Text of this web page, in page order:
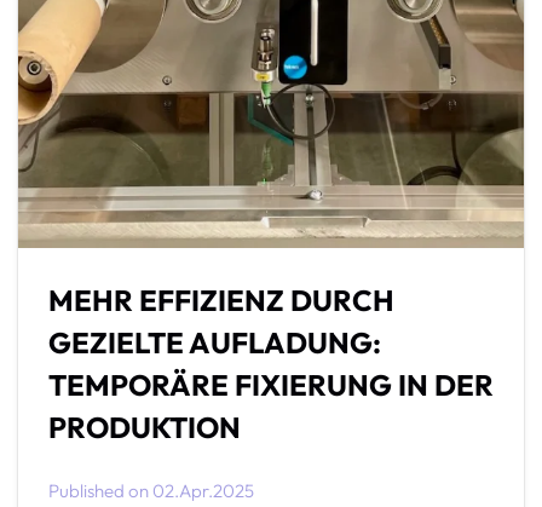
MEHR EFFIZIENZ DURCH
GEZIELTE AUFLADUNG:
TEMPORÄRE FIXIERUNG IN DER
PRODUKTION
Published on 02.Apr.2025